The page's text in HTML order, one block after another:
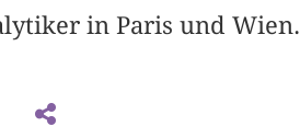
in Paris und Wien.